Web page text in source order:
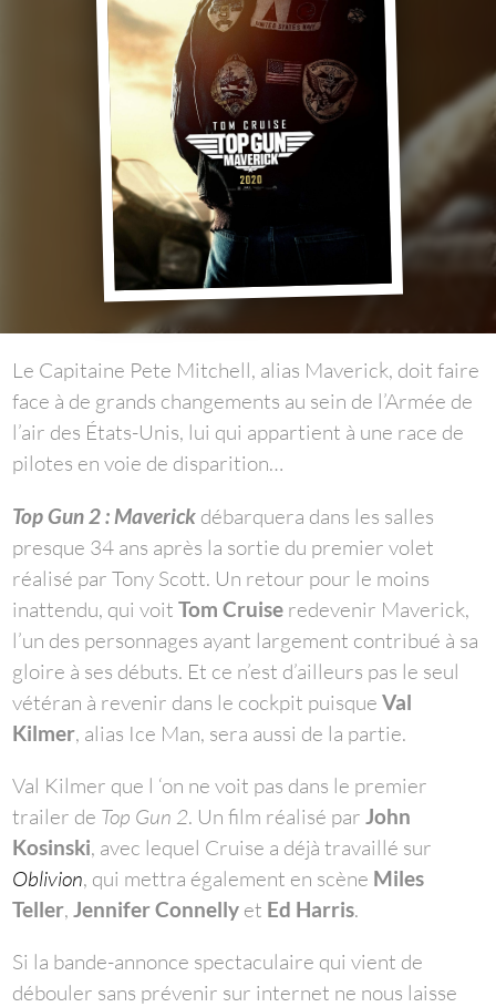
Le Capitaine Pete Mitchell, alias Maverick, doit faire
face à de grands changements au sein de l’Armée de
l’air des États-Unis, lui qui appartient à une race de
pilotes en voie de disparition…
Top Gun 2 : Maverick débarquera dans les salles
presque 34 ans après la sortie du premier volet
réalisé par Tony Scott. Un retour pour le moins
inattendu, qui voitTom Cruise redevenir Maverick,
l’un des personnages ayant largement contribué à sa
gloire à ses débuts. Et ce n’est d’ailleurs pas le seul
vétéran à revenir dans le cockpit puisque Val
Kilmer, alias Ice Man, sera aussi de la partie.
Val Kilmer que l ‘on ne voit pas dans le premier
trailer de Top Gun 2. Un film réalisé parJohn
Kosinski, avec lequel Cruise a déjà travaillé sur
Oblivion, qui mettra également en scène Miles
Teller,Jennifer Connelly et Ed Harris.
Si la bande-annonce spectaculaire qui vient de
débouler sans prévenir sur internet ne nous laisse